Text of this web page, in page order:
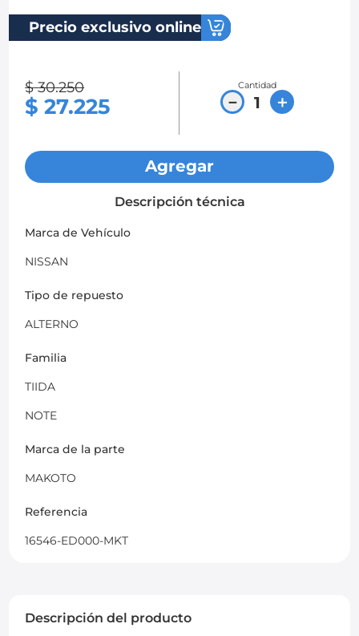
Precio exclusivo online
$ 30.250
$ 27.225
Cantidad
＋
－
Agregar
Descripción técnica
Marca de Vehículo
NISSAN
Tipo de repuesto
ALTERNO
Familia
TIIDA
NOTE
Marca de la parte
MAKOTO
Referencia
16546-ED000-MKT
Descripción del producto